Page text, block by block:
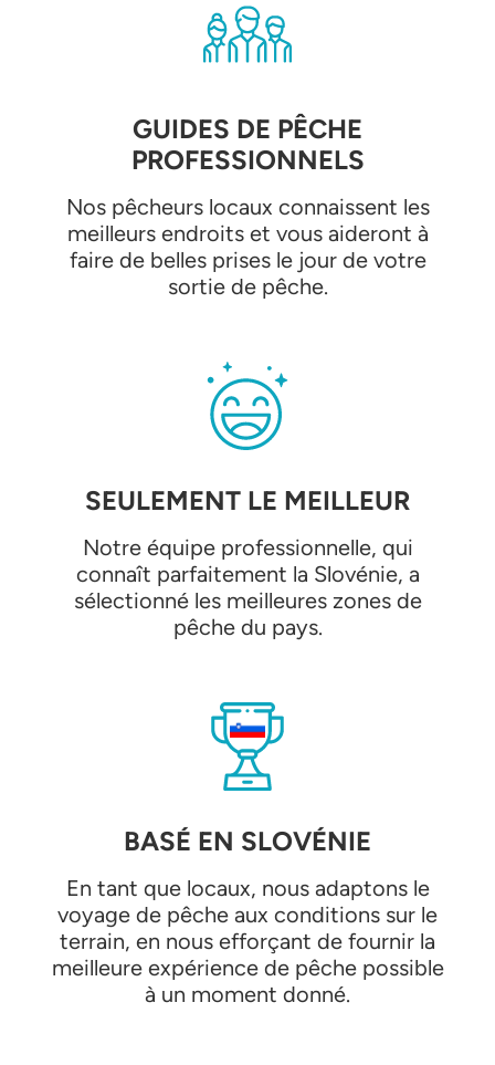
GUIDES DE PÊCHE
PROFESSIONNELS
Nos pêcheurs locaux connaissent les
meilleurs endroits et vous aideront à
faire de belles prises le jour de votre
sortie de pêche.
SEULEMENT LE MEILLEUR
Notre équipe professionnelle, qui
connaît parfaitement la Slovénie, a
sélectionné les meilleures zones de
pêche du pays.
BASÉ EN SLOVÉNIE
En tant que locaux, nous adaptons le
voyage de pêche aux conditions sur le
terrain, en nous efforçant de fournir la
meilleure expérience de pêche possible
à un moment donné.